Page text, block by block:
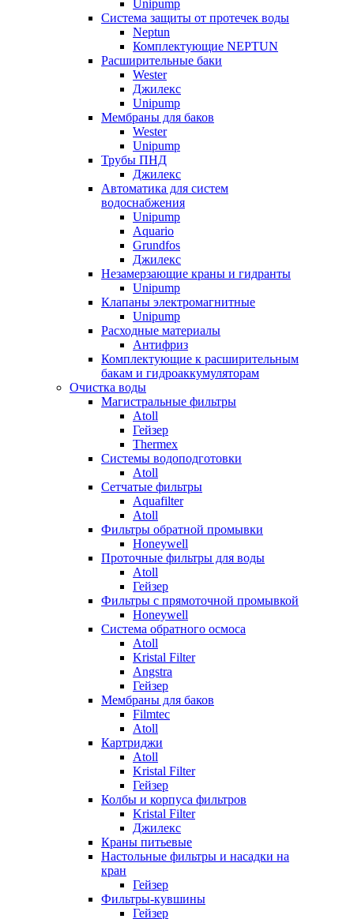
Unipump
Система защиты от протечек воды
Neptun
Комплектующие NEPTUN
Расширительные баки
Wester
Джилекс
Unipump
Мембраны для баков
Wester
Unipump
Трубы ПНД
Джилекс
Автоматика для систем
водоснабжения
Unipump
Aquario
Grundfos
Джилекс
Незамерзающие краны и гидранты
Unipump
Клапаны электромагнитные
Unipump
Расходные материалы
Антифриз
Комплектующие к расширительным
бакам и гидроаккумуляторам
Очистка воды
Магистральные фильтры
Atoll
Гейзер
Thermex
Системы водоподготовки
Atoll
Сетчатые фильтры
Aquafilter
Atoll
Фильтры обратной промывки
Honeywell
Проточные фильтры для воды
Atoll
Гейзер
Фильтры с прямоточной промывкой
Honeywell
Система обратного осмоса
Atoll
Kristal Filter
Angstra
Гейзер
Мембраны для баков
Filmtec
Atoll
Картриджи
Atoll
Kristal Filter
Гейзер
Колбы и корпуса фильтров
Kristal Filter
Джилекс
Краны питьевые
Настольные фильтры и насадки на
кран
Гейзер
Фильтры-кувшины
Гейзер